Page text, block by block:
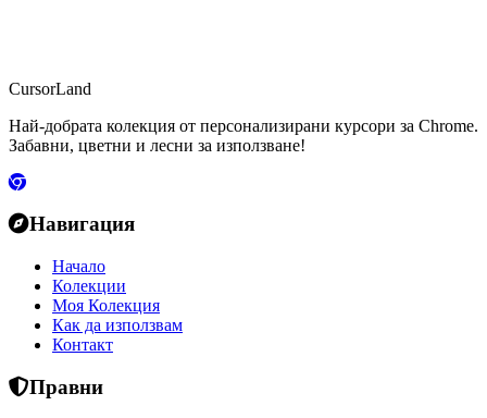
CursorLand
Най-добрата колекция от персонализирани курсори за Chrome.
Забавни, цветни и лесни за използване!
Навигация
Начало
Колекции
Моя Колекция
Как да използвам
Контакт
Правни